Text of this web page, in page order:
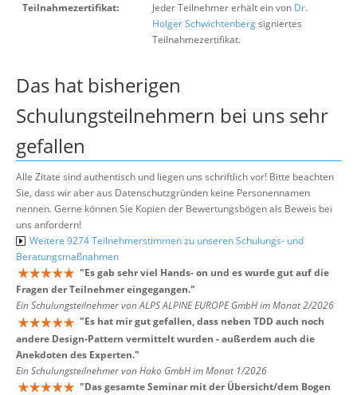
Teilnahmezertifikat: Jeder Teilnehmer erhält ein von Dr.
Holger Schwichtenbergsigniertes
Teilnahmezertifikat.
Das hat bisherigen
Schulungsteilnehmern bei uns sehr
gefallen
Alle Zitate sind authentisch und liegen uns schriftlich vor! Bitte beachten
Sie, dass wir aber aus Datenschutzgründen keine Personennamen
nennen. Gerne können Sie Kopien der Bewertungsbögen als Beweis bei
uns anfordern!
Weitere 9274 Teilnehmerstimmen zu unseren Schulungs- und
Beratungsmaßnahmen
"Es gab sehr viel Hands- on und es wurde gut auf die
Fragen der Teilnehmer eingegangen."
Ein Schulungsteilnehmer von ALPS ALPINE EUROPE GmbH im Monat 2/2026
"Es hat mir gut gefallen, dass neben TDD auch noch
andere Design-Pattern vermittelt wurden - außerdem auch die
Anekdoten des Experten."
Ein Schulungsteilnehmer von Hako GmbH im Monat 1/2026
"Das gesamte Seminar mit der Übersicht/dem Bogen